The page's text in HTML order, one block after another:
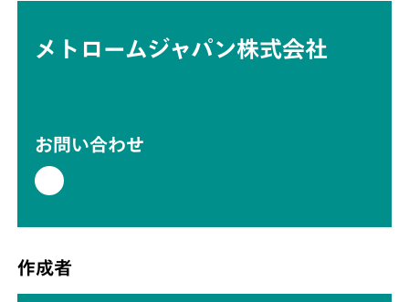
メトロームジャパン株式会社
お問い合わせ
作成者